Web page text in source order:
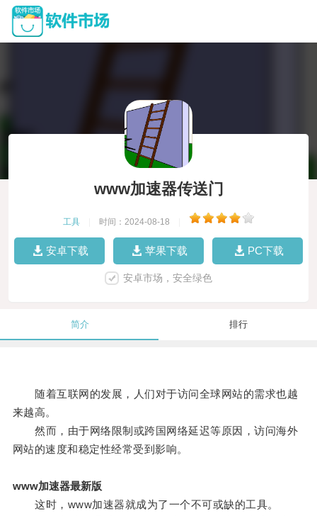
www加速器传送门
工具 时间：2024-08-18
安卓下载 苹果下载 PC下载
安卓市场，安全绿色
简介 排行
随着互联网的发展，人们对于访问全球网站的需求也越
来越高。
然而，由于网络限制或跨国网络延迟等原因，访问海外
网站的速度和稳定性经常受到影响。
www加速器最新版
这时，www加速器就成为了一个不可或缺的工具。